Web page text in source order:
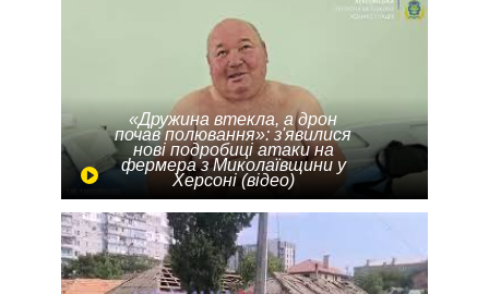
«Дружина втекла, а дрон
почав полювання»: з'явилися
нові подробиці атаки на
фермера з Миколаївщини у
Херсоні (відео)